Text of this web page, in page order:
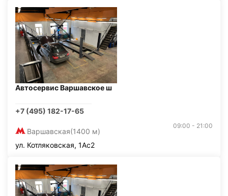
Автосервис Варшавское ш
+7 (495) 182-17-65
Варшавская(1400 м)
09:00 - 21:00
ул. Котляковская, 1Ас2